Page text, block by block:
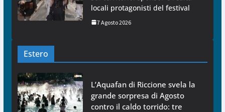
locali protagonisti del festival
7 Agosto 2026
Estero
L’Aquafan di Riccione svela la
grande sorpresa di Agosto
contro il caldo torrido: tre